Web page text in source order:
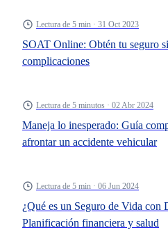
SOAT Online: Obtén tu seguro
complicaciones
Lectura de 5 min · 31 Oct 2023
Maneja lo inesperado: Guía
afrontar un accidente vehicular
Lectura de 5 minutos · 02 Abr 2024
¿Qué es un Seguro de Vida con
Planificación financiera y salud
Lectura de 5 min · 06 Jun 2024